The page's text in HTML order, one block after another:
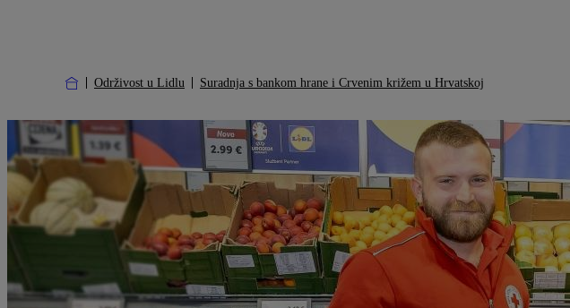
Održivost u Lidlu Suradnja s bankom hrane i Crvenim križem u Hrvatskoj